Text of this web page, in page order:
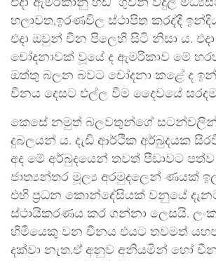
එදා“ඇමරිකානු හඩ“ ගුවන් විදුලි
හලාවත,ඉරණවිල ස්ථාපිත කරද්දී
එදා ඔවුන් චීන පිලෙහි සිටි නිසා ය. එදා
චෝදනාවක් වූයේ ද ඇමරිකාව මේ
ඔත්තු බලන බවට චෝදනා කළේ ද
චීනය දෙසට එල්ල වීම දෛවයේ
කෙසේ නමුත් බලවතුන්ගේ
දුබලයන් ය. දැඩි ආර්ථික අර්බුදයක
අද මේ අර්බුදයෙන් තවත් පීඩාවට පත්ව
ජාත්‍යන්තර මූල්‍ය අරමුදලෙන් ණයක්
එහි ප්‍රධන කොන්දේසියක් වනුයේ
ස්ථායිකරණය කර ගන්නා ලෙසයි.
හිමියෙකු වන චීනය එයට තවමත්
දක්වා නැත.ඒ අනුව අනියමින් හෝ